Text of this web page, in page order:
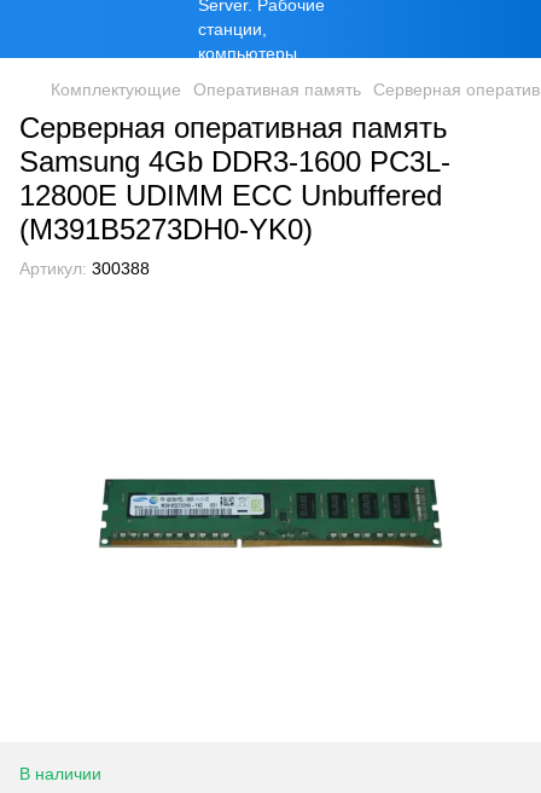
Комплектующие Оперативная память Серверная
Серверная оперативная память
Samsung 4Gb DDR3-1600 PC3L-
12800E UDIMM ECC Unbuffered
(M391B5273DH0-YK0)
Артикул: 300388
В наличии